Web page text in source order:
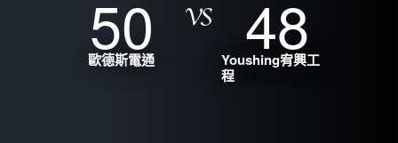
50
歐德斯電通 48
Youshing宥興工
程